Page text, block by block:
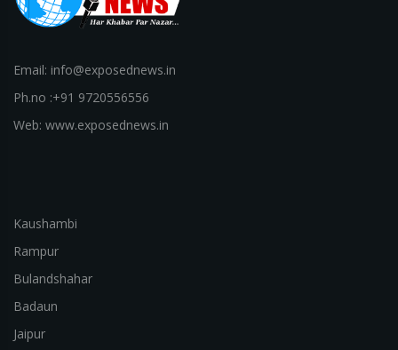
Email: info@exposednews.in
Ph.no :+91 9720556556
Web: www.exposednews.in
Kaushambi
Rampur
Bulandshahar
Badaun
Jaipur